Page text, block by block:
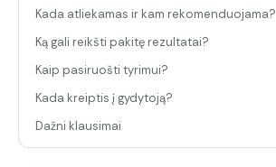
Kada atliekamas ir kam rekomenduojama?
Ką gali reikšti pakitę rezultatai?
Kaip pasiruošti tyrimui?
Kada kreiptis į gydytoją?
Dažni klausimai